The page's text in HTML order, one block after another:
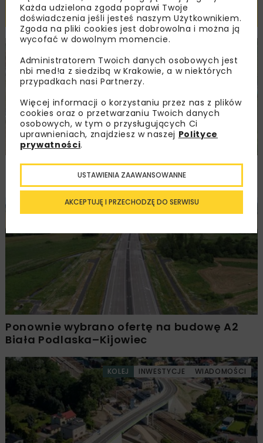
Powiązane artykuły
Remont nawierzchni na węzłach A4.
Przetarg obejmuje pięć węzłów
DROGI INWESTYCJE WIADOMOŚCI
Ponownie wybrano ofertę na budowę A2
Biała Podlaska–Kijowiec
KOLEJ INWESTYCJE WIADOMOŚCI
Każda udzielona zgoda poprawi Twoje
doświadczenia jeśli jesteś naszym Użytkownikiem.
Zgoda na pliki cookies jest dobrowolna i można ją
wycofać w dowolnym momencie.
Administratorem Twoich danych osobowych jest
nbi med!a z siedzibą w Krakowie, a w niektórych
przypadkach nasi Partnerzy.
Więcej informacji o korzystaniu przez nas z plików
cookies oraz o przetwarzaniu Twoich danych
osobowych, w tym o przysługujących Ci
uprawnieniach, znajdziesz w naszej Polityce
prywatności.
AKCEPTUJĘ I PRZECHODZĘ DO SERWISU
USTAWIENIA ZAAWANSOWANNE